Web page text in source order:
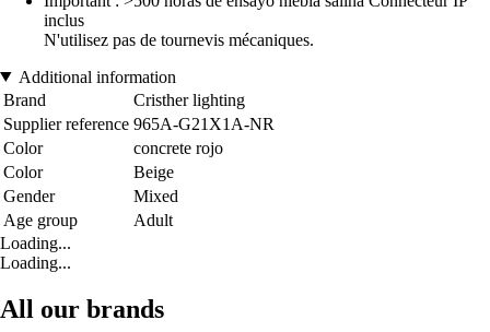
inclus
N'utilisez pas de tournevis mécaniques.
Additional information
Brand
Cristher lighting
Supplier reference 965A-G21X1A-NR
Color
concrete rojo
Color
Beige
Gender
Mixed
Age group
Adult
Loading...
Loading...
All our brands